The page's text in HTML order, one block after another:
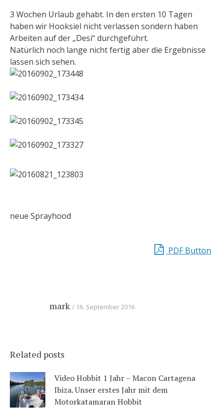
3 Wochen Urlaub gehabt. In den ersten 10 Tagen
haben wir Hooksiel nicht verlassen sondern haben
Arbeiten auf der „Desi“ durchgeführt.
Natürlich noch lange nicht fertig aber die Ergebnisse
lassen sich sehen.
neue Sprayhood
PDF Button
mark 16. September 2016
Related posts
Video Hobbit 1 Jahr – Macon Cartagena
Ibiza. Unser erstes Jahr mit dem
Motorkatamaran Hobbit